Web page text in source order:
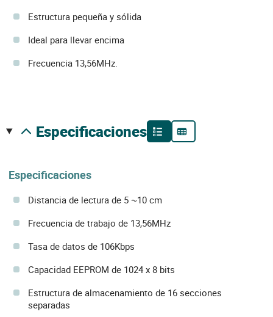
Estructura pequeña y sólida
Ideal para llevar encima
Frecuencia 13,56MHz.
especificaciones
Especificaciones
Distancia de lectura de 5 ~10 cm
Frecuencia de trabajo de 13,56MHz
Tasa de datos de 106Kbps
Capacidad EEPROM de 1024 x 8 bits
Estructura de almacenamiento de 16 secciones
separadas